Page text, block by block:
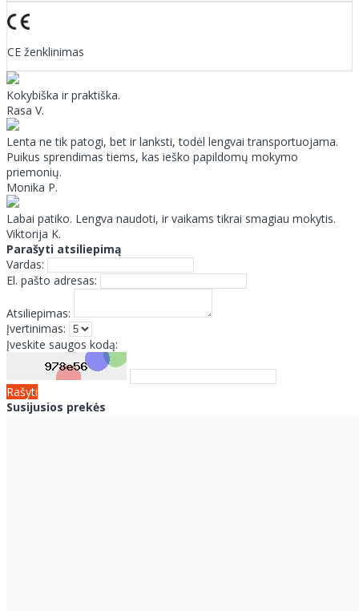
CE ženklinimas
Kokybiška ir praktiška.
Rasa V.
Lenta ne tik patogi, bet ir lanksti, todėl lengvai transportuojama.
Puikus sprendimas tiems, kas ieško papildomų mokymo
priemonių.
Monika P.
Labai patiko. Lengva naudoti, ir vaikams tikrai smagiau mokytis.
Viktorija K.
Parašyti atsiliepimą
Vardas:
El. pašto adresas:
Atsiliepimas:
Įvertinimas:
Įveskite saugos kodą:
Rašyti
Susijusios prekės